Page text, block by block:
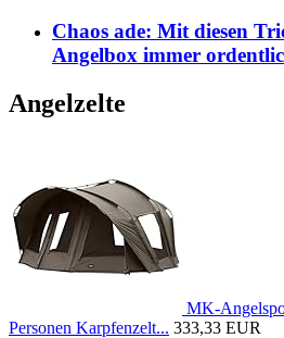
Chaos ade: Mit diesen
Angelbox immer
Angelzelte
MK-
Personen Karpfenzelt... 333,33 EUR